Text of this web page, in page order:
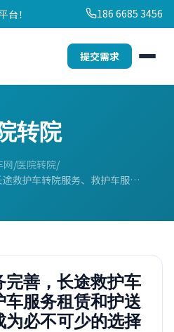
台！ 186 6685 3456
提交需求
转院
网 医院转院
救护车转院服务、救护车服…
完善，长途救护车
车服务租赁和护送
为必不可少的选择